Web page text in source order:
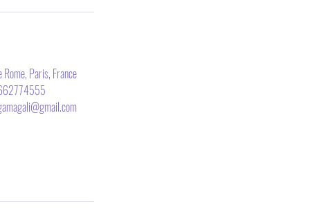
Rome, Paris, France